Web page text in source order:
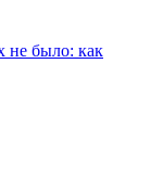
не было: как